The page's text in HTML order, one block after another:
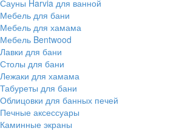
Сауны Harvia для ванной
Мебель для бани
Мебель для хамама
Мебель Bentwood
Лавки для бани
Столы для бани
Лежаки для хамама
Табуреты для бани
Облицовки для банных печей
Печные аксессуары
Каминные экраны